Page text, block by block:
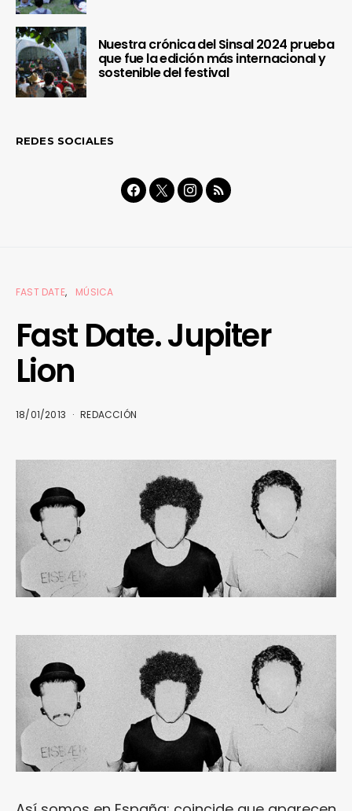
Nuestra crónica del Sinsal 2024 prueba
que fue la edición más internacional y
sostenible del festival
REDES SOCIALES
FAST DATE MÚSICA
Fast Date. Jupiter
Lion
18/01/2013 REDACCIÓN